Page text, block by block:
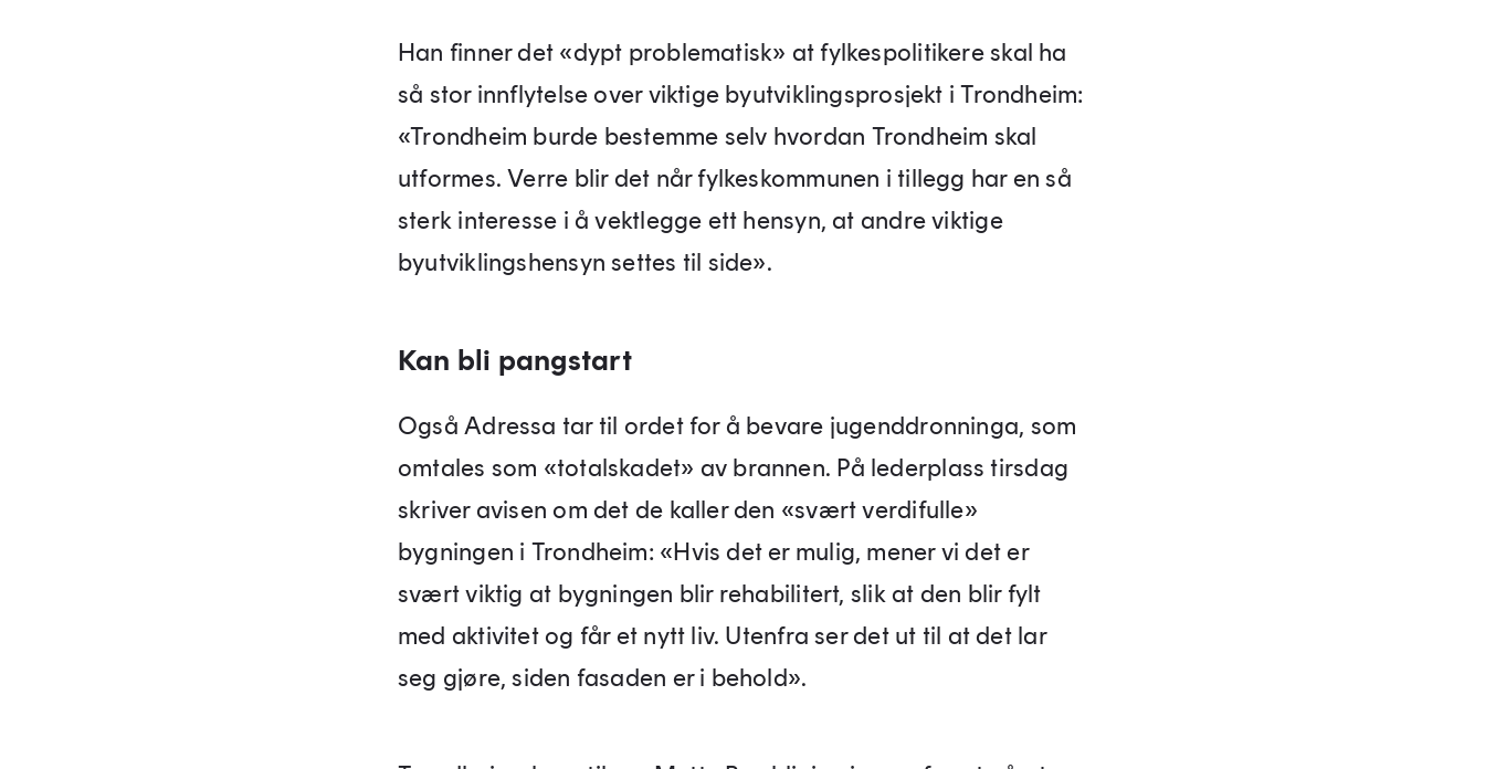
Han finner det «dypt problematisk» at fylkespolitikere skal ha
så stor innflytelse over viktige byutviklingsprosjekt i Trondheim:
«Trondheim burde bestemme selv hvordan Trondheim skal
utformes. Verre blir det når fylkeskommunen i tillegg har en så
sterk interesse i å vektlegge ett hensyn, at andre viktige
byutviklingshensyn settes til side».
Kan bli pangstart
Også Adressa tar til ordet for å bevare jugenddronninga, som
omtales som «totalskadet» av brannen. På lederplass tirsdag
skriver avisen om det de kaller den «svært verdifulle»
bygningen i Trondheim: «Hvis det er mulig, mener vi det er
svært viktig at bygningen blir rehabilitert, slik at den blir fylt
med aktivitet og får et nytt liv. Utenfra ser det ut til at det lar
seg gjøre, siden fasaden er i behold».